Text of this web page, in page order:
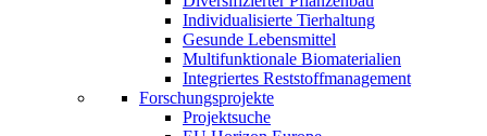
Individualisierte Tierhaltung
Gesunde Lebensmittel
Multifunktionale Biomaterialien
Integriertes Reststoffmanagement
Forschungsprojekte
Projektsuche